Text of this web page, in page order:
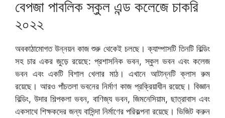
বেপজা পাবলিক স্কুল এন্ড কলেজে চাকরি
২০২২
অবকাঠামোগত উন্নয়ন কাজ শুরু থেকেই চলছে। ক্যাম্পাসটি তিনটি বিল্ডিং
সহ চার একর জুড়ে রয়েছে: প্রশাসনিক ভবন, স্কুল ভবন এবং কলেজ
ভবন এবং একটি বিশাল খেলার মাঠ। এখানে আটান্নটি ক্লাস রুম
রয়েছে। আরও পাঁচতলা ভবনের নির্মাণ কাজ প্রক্রিয়াধীন রয়েছে। বিজ্ঞান
বিল্ডিং, উদার শিল্পকলা ভবন, বাণিজ্য ভবন, জিমনেসিয়াম, ছাত্রাবাস এবং
একসাথে শিক্ষকদের জন্য বাসিন্দা নির্মাণের পরিকল্পনা রয়েছে। ভিজিট করুন